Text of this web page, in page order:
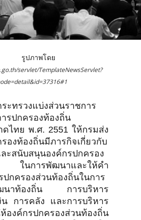
รูปภาพโดย
servlet/TemplateNewsServlet?
ะทรวงแบ่งส่วนราชการ
ารปกครองท้องถิ่น
ดไทย พ.ศ. 2551 ให้กรมส่ง
รองท้องถิ่นมีภารกิจเกี่ยวกับ
ละสนับสนุนองค์กรปกครอง
ในการพัฒนาและให้คำ
ปกครองส่วนท้องถิ่นในการ
นาท้องถิ่น การบริหาร
น การคลัง และการบริหาร
องค์กรปกครองส่วนท้องถิ่น